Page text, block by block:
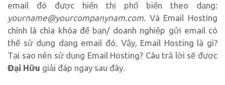
email đó được hiển thị phổ biến theo dạng:
yourname@yourcompanynam.com. Và Email Hosting
chính là chìa khóa để bạn/ doanh nghiệp gửi email có
thể sử dụng dạng email đó. Vậy, Email Hosting là gì?
Tại sao nên sử dụng Email Hosting? Câu trả lời sẽ được
Đại Hữu giải đáp ngay sau đây.